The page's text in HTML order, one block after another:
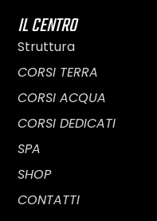
IL CENTRO
Struttura
CORSI TERRA
CORSI ACQUA
CORSI DEDICATI
SPA
SHOP
CONTATTI